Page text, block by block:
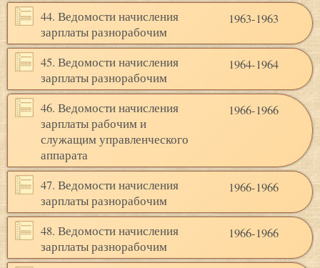
44. Ведомости начисления
зарплаты разнорабочим
1963-1963
45. Ведомости начисления
зарплаты разнорабочим
1964-1964
46. Ведомости начисления
зарплаты рабочим и
служащим управленческого
аппарата
1966-1966
47. Ведомости начисления
зарплаты разнорабочим
1966-1966
48. Ведомости начисления
зарплаты разнорабочим
1966-1966